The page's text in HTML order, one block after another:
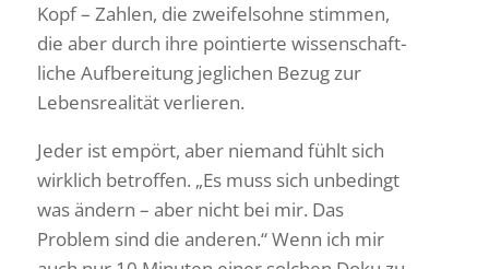
Kopf – Zahlen, die zwei­fels­ohne stimmen,
die aber durch ihre poin­tierte wissen­schaft­
liche Aufbe­rei­tung jegli­chen Bezug zur
Lebens­rea­lität verlieren.
Jeder ist empört, aber niemand fühlt sich
wirk­lich betroffen. „Es muss sich unbe­dingt
was ändern – aber nicht bei mir. Das
Problem sind die anderen.“ Wenn ich mir